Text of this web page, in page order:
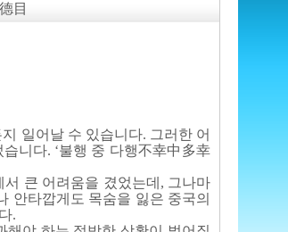
目
일어날 수 있습니다. 그러한 어
니다. ‘불행 중 다행不幸中多幸
큰 어려움을 겼었는데, 그나마
안타깝게도 목숨을 잃은 중국의
.